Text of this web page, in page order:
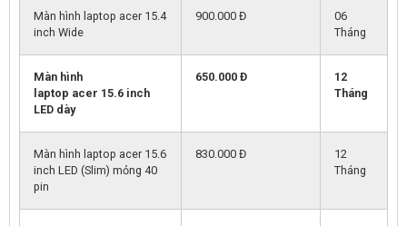
Màn hình laptop acer 15.4
inch Wide
900.000 Đ
06
Tháng
Màn hình
laptop acer 15.6 inch
LED dày
650.000 Đ
12
Tháng
Màn hình laptop acer 15.6
inch LED (Slim) mỏng 40
pin
830.000 Đ
12
Tháng